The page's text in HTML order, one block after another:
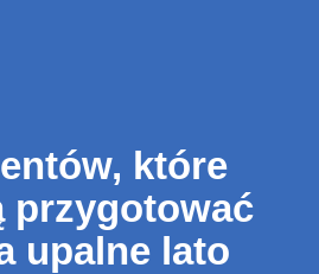
które
przygotować
upalne lato